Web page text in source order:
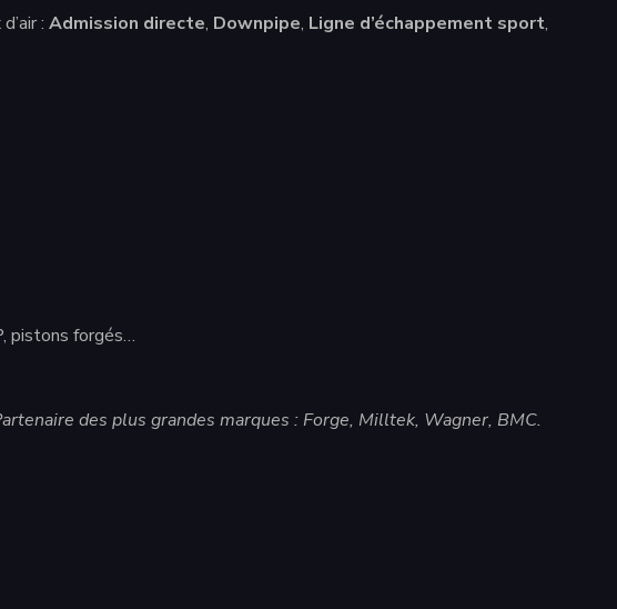
: Admission directe, Downpipe, Ligne d’échappement sport,
pistons forgés…
des plus grandes marques : Forge, Milltek, Wagner, BMC.